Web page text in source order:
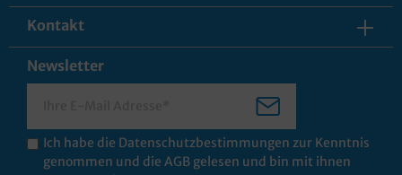
Kontakt
Newsletter
Ich habe die Datenschutzbestimmungen zur Kenntnis
genommen und die AGB gelesen und bin mit ihnen